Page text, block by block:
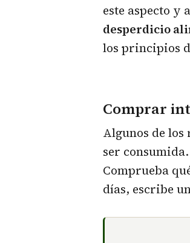
este aspecto y
desperdicio
los principios
Comprar
Algunos de los
ser
Comprueba
días, escribe